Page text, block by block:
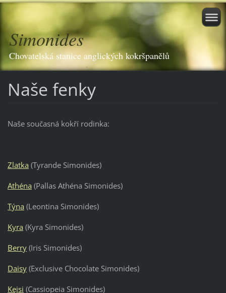
Simonides
Chovatelská stanice anglických kokršpanělů
Naše fenky
Naše současná kokří rodinka:
Zlatka (Tyrande Simonides)
Athéna (Pallas Athéna Simonides)
Týna (Leontina Simonides)
Kyra (Kyra Simonides)
Berry(Iris Simonides)
Daisy(Exclusive Chocolate Simonides)
Kejsi (Cassiopeia Simonides)